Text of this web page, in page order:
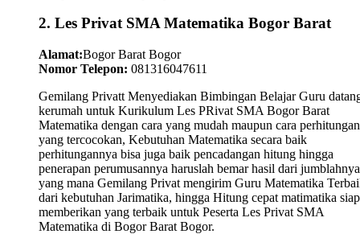
2. Les Privat SMA Matematika Bogor Barat
Alamat:Bogor Barat Bogor
Nomor Telepon: 081316047611
Gemilang Privatt Menyediakan Bimbingan Belajar Guru
kerumah untuk Kurikulum Les PRivat SMA Bogor Barat
Matematika dengan cara yang mudah maupun cara perhitungan
yang tercocokan, Kebutuhan Matematika secara baik
perhitungannya bisa juga baik pencadangan hitung hingga
penerapan perumusannya haruslah bemar hasil dari
yang mana Gemilang Privat mengirim Guru Matematika
dari kebutuhan Jarimatika, hingga Hitung cepat matimatika siap
memberikan yang terbaik untuk Peserta Les Privat SMA
Matematika di Bogor Barat Bogor.